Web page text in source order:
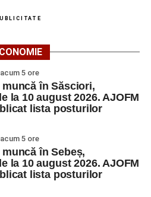
ca sursă preferată
ne pe Google News
pe Autostrada A1, în zona
Frumoasei își întărește
Trei achiziții și performanțe
acum 5 ore
în Săsciori,
la 10 august 2026. AJOFM
lista posturilor
acum 5 ore
în Sebeș,
la 10 august 2026. AJOFM
lista posturilor